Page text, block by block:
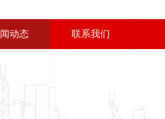
动态 联系我们